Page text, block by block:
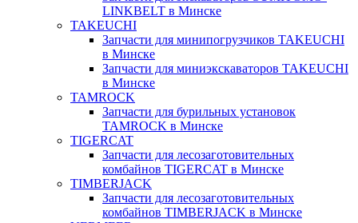
LINKBELT в Минске
TAKEUCHI
Запчасти для минипогрузчиков TAKEUCHI
в Минске
Запчасти для миниэкскаваторов TAKEUCHI
в Минске
TAMROCK
Запчасти для бурильных установок
TAMROCK в Минске
TIGERCAT
Запчасти для лесозаготовительных
комбайнов TIGERCAT в Минске
TIMBERJACK
Запчасти для лесозаготовительных
комбайнов TIMBERJACK в Минске